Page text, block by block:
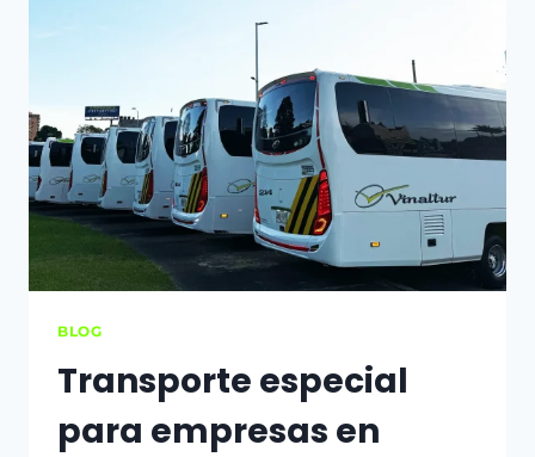
BLOG
Transporte especial
para empresas en